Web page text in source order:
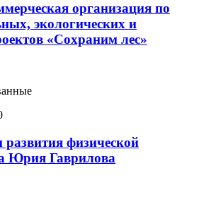
организация по
экологических и
«Сохраним лес»
физической
Юрия Гаврилова